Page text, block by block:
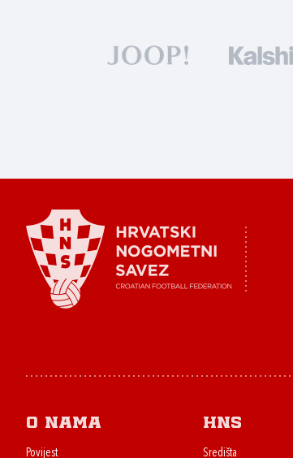
O nama
Povijest
HNS
Središta